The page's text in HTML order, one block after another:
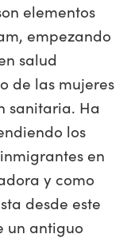
elementos
empezando
salud
de las mujeres
sanitaria. Ha
los
en
y como
desde este
un antiguo